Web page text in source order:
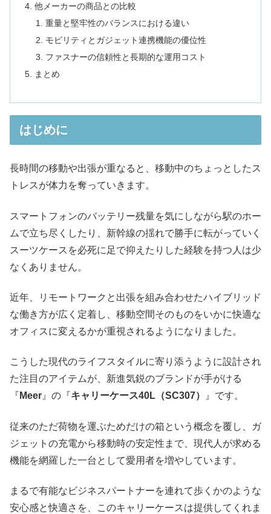
他メーカーの商品との比較
重量と堅牢性のバランスにおける違い
モビリティとガジェット連携機能の優位性
ファスナーの信頼性と長期的な運用コスト
まとめ
はじめに
長時間の移動や出張が重なると、移動中のちょっとしたス
トレスが体力を奪っていきます。
スマートフォンのバッテリー残量を気にしながら駅のホー
ムで立ち尽くしたり、新幹線の揺れで勝手に転がっていく
スーツケースを必死に足で抑えたりした経験を持つ人は少
なくありません。
近年、リモートワークと出張を組み合わせたハイブリッド
な働き方が広く定着し、移動空間そのものをいかに快適な
オフィスに変えるかが重視されるようになりました。
こうした現代のライフスタイルに寄り添うように設計され
た注目のアイテムが、新進気鋭のブランドが手がける
『 Meer 』の『キャリーケース40L（SC307） 』です。
従来のただ荷物を運ぶためだけの箱という概念を覆し、ガ
ジェットの充電から移動時の安定性まで、現代人が求める
機能を網羅した一台として愛用者を増やしています。
まるで有能なビジネスパートナーを連れて歩くかのような
安心感と快適さを、このキャリーケースは提供してくれま